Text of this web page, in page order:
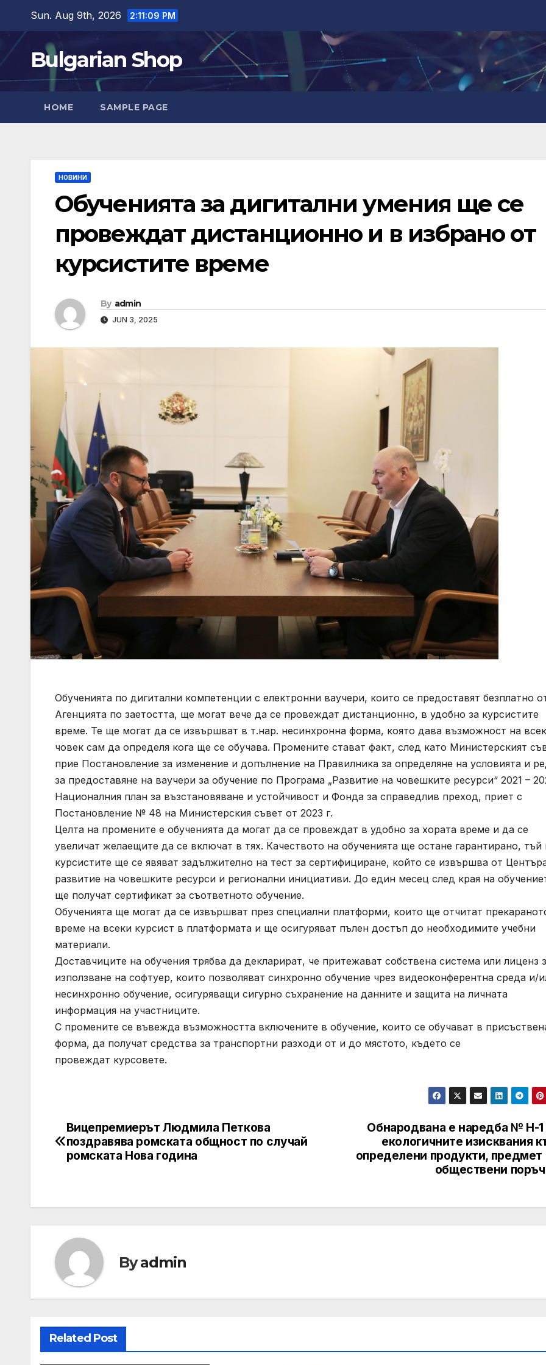
content
Sun. Aug 9th, 2026 2:11:10 PM
Bulgarian Shop
HOME SAMPLE PAGE
НОВИНИ
Обученията за дигитални умения ще се
провеждат дистанционно и в избрано от
курсистите време
By admin
JUN 3, 2025
Обученията по дигитални компетенции с електронни ваучери, които се предоставят безплатно
Агенцията по заетостта, ще могат вече да се провеждат дистанционно, в удобно за курсистите
време. Те ще могат да се извършват в т.нар. несинхронна форма, която дава възможност на
човек сам да определя кога ще се обучава. Промените стават факт, след като Министерският
прие Постановление за изменение и допълнение на Правилника за определяне на условията и
за предоставяне на ваучери за обучение по Програма „Развитие на човешките ресурси“ 2021 –
Националния план за възстановяване и устойчивост и Фонда за справедлив преход, приет с
Постановление № 48 на Министерския съвет от 2023 г.
Целта на промените е обученията да могат да се провеждат в удобно за хората време и да се
увеличат желаещите да се включат в тях. Качеството на обученията ще остане гарантирано, тъй
курсистите ще се явяват задължително на тест за сертифициране, който се извършва от
развитие на човешките ресурси и регионални инициативи. До един месец след края на
ще получат сертификат за съответното обучение.
Обученията ще могат да се извършват през специални платформи, които ще отчитат
време на всеки курсист в платформата и ще осигуряват пълен достъп до необходимите учебни
материали.
Доставчиците на обучения трябва да декларират, че притежават собствена система или лиценз
използване на софтуер, които позволяват синхронно обучение чрез видеоконферентна среда и/
несинхронно обучение, осигуряващи сигурно съхранение на данните и защита на личната
информация на участниците.
С промените се въвежда възможността включените в обучение, които се обучават в
форма, да получат средства за транспортни разходи от и до мястото, където се
провеждат курсовете.
Post
navigation
Обнародвана е наредба № Н-1
екологичните изисквания
определени продукти, предмет
обществени
Вицепремиерът Людмила Петкова
поздравява ромската общност по случай
ромската Нова година
Byadmin
Related Post